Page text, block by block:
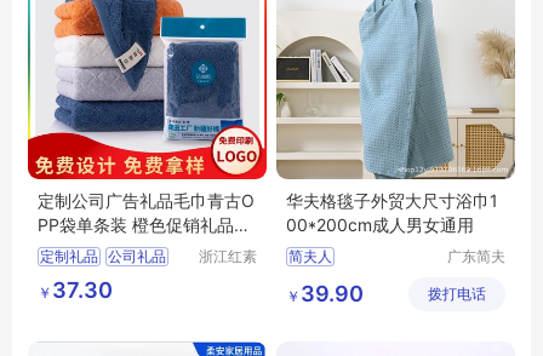
定制公司广告礼品毛巾青古O
PP袋单条装 橙色促销礼品创
意伴手礼
定制礼品 公司礼品
广告礼品
毛巾
促销礼品
浙江红素
￥ 37.30
华夫格毯子外贸大尺寸浴巾1
00*200cm成人男女通用
简夫人
广东简夫
限公司
￥ 39.90 拨打电话